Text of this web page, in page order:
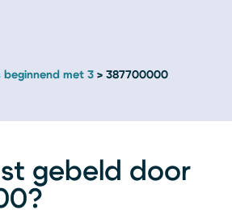
met 3 387700000
gebeld door